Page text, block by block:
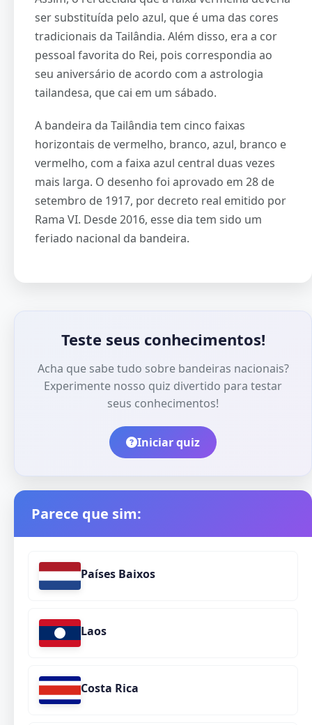
ser substituída pelo azul, que é uma das cores
tradicionais da Tailândia. Além disso, era a cor
pessoal favorita do Rei, pois correspondia ao
seu aniversário de acordo com a astrologia
tailandesa, que cai em um sábado.
A bandeira da Tailândia tem cinco faixas
horizontais de vermelho, branco, azul, branco e
vermelho, com a faixa azul central duas vezes
mais larga. O desenho foi aprovado em 28 de
setembro de 1917, por decreto real emitido por
Rama VI. Desde 2016, esse dia tem sido um
feriado nacional da bandeira.
Teste seus conhecimentos!
Acha que sabe tudo sobre bandeiras nacionais?
Experimente nosso quiz divertido para testar
seus conhecimentos!
Iniciar quiz
Parece que sim:
Países Baixos
Laos
Costa Rica